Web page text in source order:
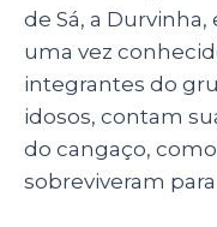
de Sá, a Durvinha,
uma vez
integrantes do
idosos, contam
do cangaço,
sobreviveram